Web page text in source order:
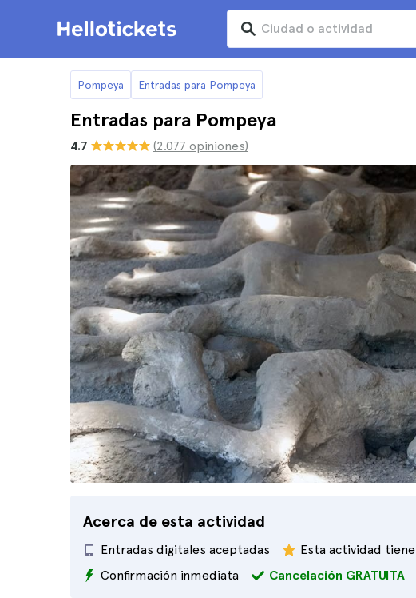
Pompeya Entradas para Pompeya
Entradas para Pompeya
4.7 (2.077 opiniones)
Acerca de esta actividad
Entradas digitales aceptadas Esta actividad tiene
Confirmación inmediata
Cancelación GRATUITA